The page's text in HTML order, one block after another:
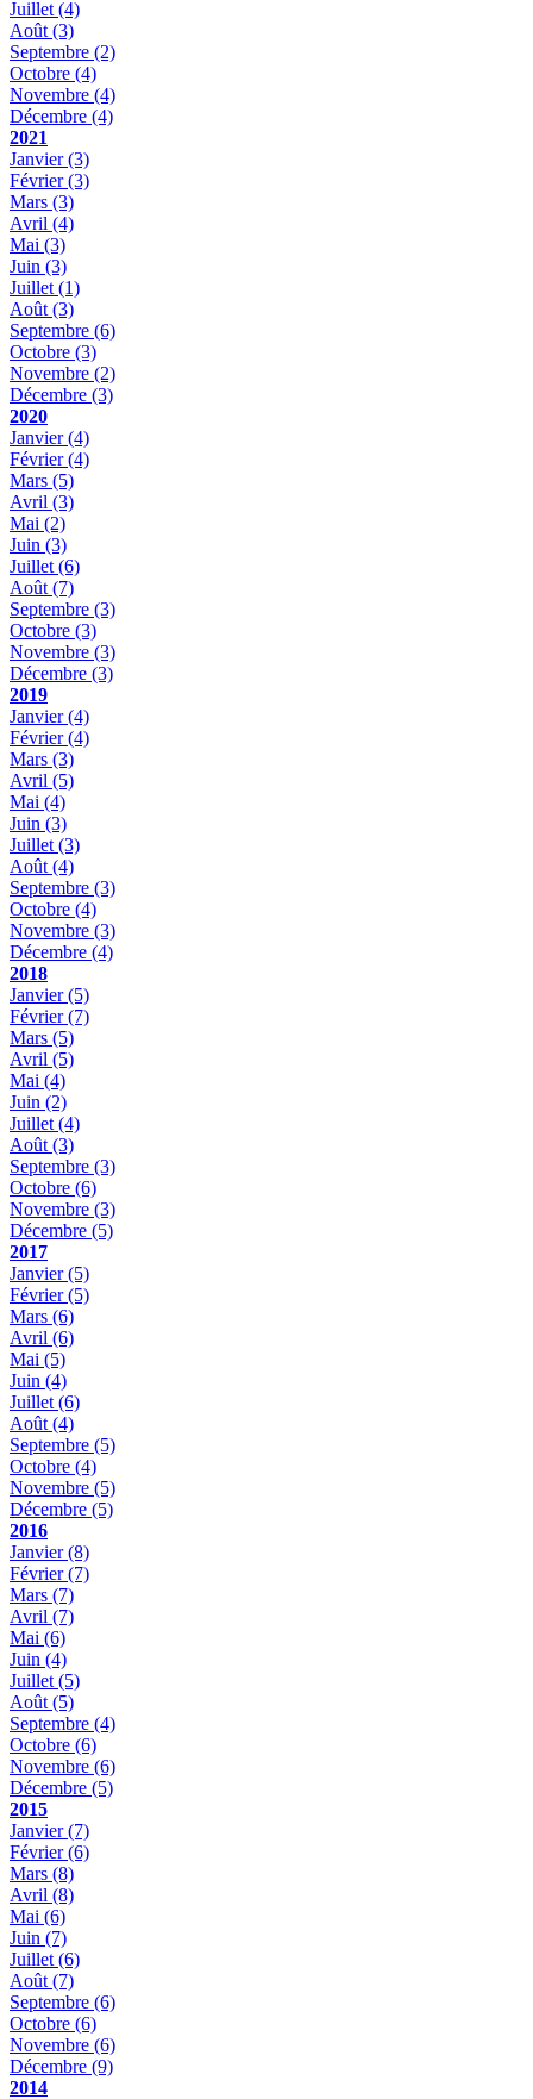
Juillet (4)
Août (3)
Septembre (2)
Octobre (4)
Novembre (4)
Décembre (4)
2021
Janvier(3)
Février(3)
Mars (3)
Avril (4)
Mai (3)
Juin (3)
Juillet (1)
Août (3)
Septembre (6)
Octobre (3)
Novembre (2)
Décembre (3)
2020
Janvier(4)
Février(4)
Mars (5)
Avril (3)
Mai (2)
Juin (3)
Juillet (6)
Août (7)
Septembre (3)
Octobre (3)
Novembre (3)
Décembre (3)
2019
Janvier(4)
Février(4)
Mars (3)
Avril (5)
Mai (4)
Juin (3)
Juillet (3)
Août (4)
Septembre (3)
Octobre (4)
Novembre (3)
Décembre (4)
2018
Janvier(5)
Février(7)
Mars (5)
Avril (5)
Mai (4)
Juin (2)
Juillet (4)
Août (3)
Septembre (3)
Octobre (6)
Novembre (3)
Décembre (5)
2017
Janvier(5)
Février(5)
Mars (6)
Avril (6)
Mai (5)
Juin (4)
Juillet (6)
Août (4)
Septembre (5)
Octobre (4)
Novembre (5)
Décembre (5)
2016
Janvier(8)
Février(7)
Mars (7)
Avril (7)
Mai (6)
Juin (4)
Juillet (5)
Août (5)
Septembre (4)
Octobre (6)
Novembre (6)
Décembre (5)
2015
Janvier(7)
Février(6)
Mars (8)
Avril (8)
Mai (6)
Juin (7)
Juillet (6)
Août (7)
Septembre (6)
Octobre (6)
Novembre (6)
Décembre (9)
2014